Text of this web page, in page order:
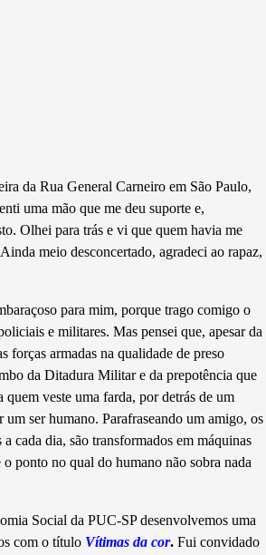
da Rua General Carneiro em São Paulo,
uma mão que me deu suporte e,
Olhei para trás e vi que quem havia me
meio desconcertado, agradeci ao rapaz,
para mim, porque trago comigo o
e militares. Mas pensei que, apesar da
forças armadas na qualidade de preso
da Ditadura Militar e da prepotência que
quem veste uma farda, por detrás de um
ser humano. Parafraseando um amigo, os
cada dia, são transformados em máquinas
o ponto no qual do humano não sobra nada
Social da PUC-SP desenvolvemos uma
com o título Vítimas da cor. Fui convidado